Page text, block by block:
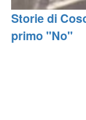
Storie di
primo "No"